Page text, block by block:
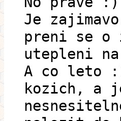
Je
preni se o
utepleni
A co leto
kozich, a